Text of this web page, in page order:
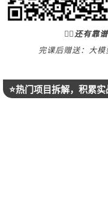
👍🏻还有靠
完课后赠送：大
⭐️热门项目拆解，积累实